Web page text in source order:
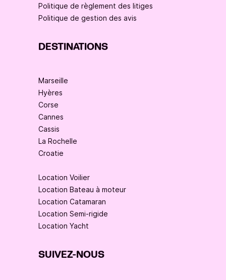
Politique de règlement des litiges
Politique de gestion des avis
DESTINATIONS
Marseille
Hyères
Corse
Cannes
Cassis
La Rochelle
Croatie
Location Voilier
Location Bateau à moteur
Location Catamaran
Location Semi-rigide
Location Yacht
SUIVEZ-NOUS